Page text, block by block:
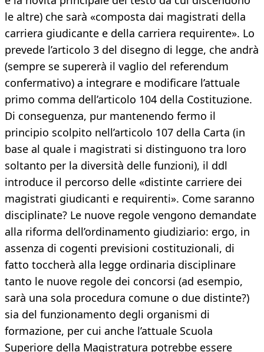
le altre) che sarà «composta dai magistrati della
carriera giudicante e della carriera requirente». Lo
prevede l’articolo 3 del disegno di legge, che andrà
(sempre se supererà il vaglio del referendum
confermativo) a integrare e modificare l’attuale
primo comma dell’articolo 104 della Costituzione.
Di conseguenza, pur mantenendo fermo il
principio scolpito nell’articolo 107 della Carta (in
base al quale i magistrati si distinguono tra loro
soltanto per la diversità delle funzioni), il ddl
introduce il percorso delle «distinte carriere dei
magistrati giudicanti e requirenti». Come saranno
disciplinate? Le nuove regole vengono demandate
alla riforma dell’ordinamento giudiziario: ergo, in
assenza di cogenti previsioni costituzionali, di
fatto toccherà alla legge ordinaria disciplinare
tanto le nuove regole dei concorsi (ad esempio,
sarà una sola procedura comune o due distinte?)
sia del funzionamento degli organismi di
formazione, per cui anche l’attuale Scuola
Superiore della Magistratura potrebbe essere